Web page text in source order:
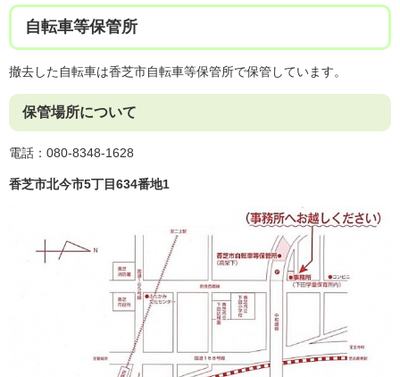
自転車等保管所
撤去した自転車は香芝市自転車等保管所で保管しています。
保管場所について
電話：080-8348-1628
香芝市北今市5丁目634番地1